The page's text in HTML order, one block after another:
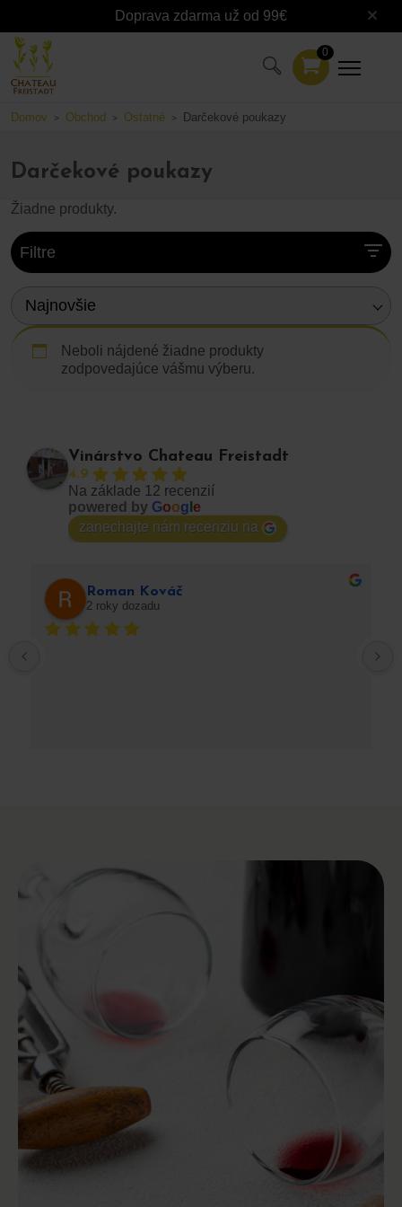
Doprava zdarma už od 99€
0
Domov > Obchod > Ostatné > Darčekové poukazy
Darčekové poukazy
Žiadne produkty.
Filtre
Najnovšie
Neboli nájdené žiadne produkty
zodpovedajúce vášmu výberu.
Vinárstvo Chateau Freistadt
4.9
Na základe 12 recenzií
powered by Goog e
zanechajte nám recenziu na
Roman Kováč
2 roky dozadu